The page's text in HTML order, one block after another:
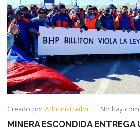
Creado por Administrador No hay
MINERA ESCONDIDA ENTREGA